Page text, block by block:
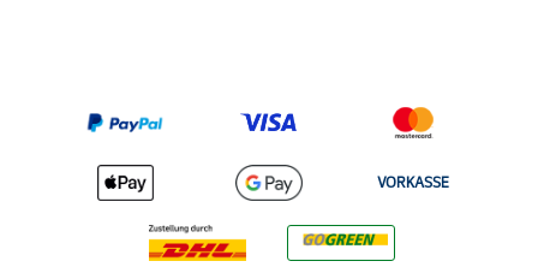
VORKASSE